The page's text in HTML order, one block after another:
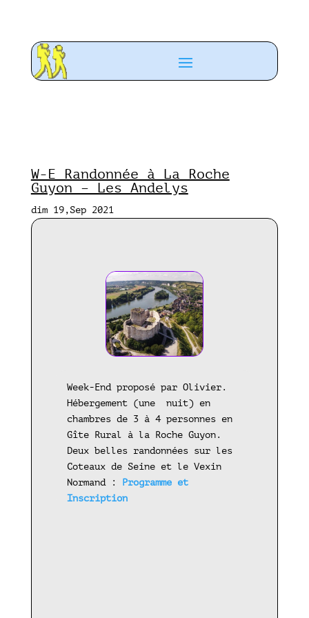
W-E Randonnée à La Roche
Guyon – Les Andelys
dim 19,Sep 2021
Week-End proposé par Olivier.
Hébergement (une nuit) en
chambres de 3 à 4 personnes en
Gîte Rural à la Roche Guyon.
Deux belles randonnées sur les
Coteaux de Seine et le Vexin
Normand : Programme et
Inscription